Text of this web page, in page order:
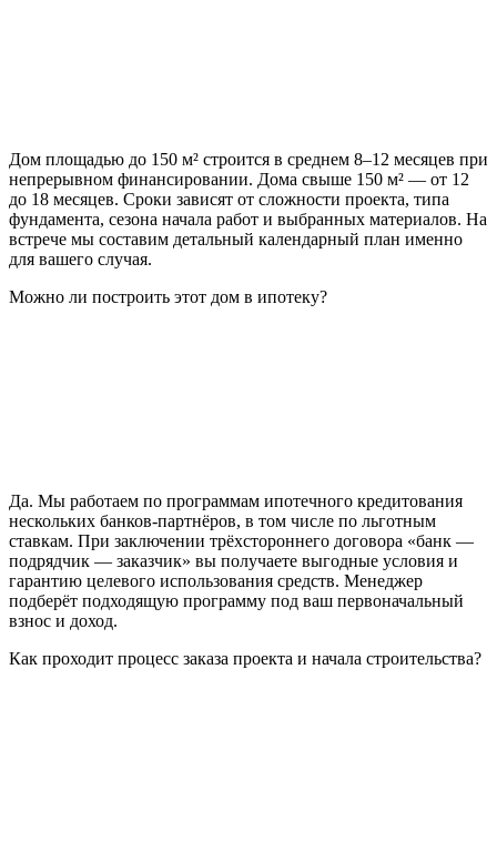
Дом площадью до 150 м² строится в среднем 8–12 месяцев при
непрерывном финансировании. Дома свыше 150 м² — от 12
до 18 месяцев. Сроки зависят от сложности проекта, типа
фундамента, сезона начала работ и выбранных материалов. На
встрече мы составим детальный календарный план именно
для вашего случая.
Можно ли построить этот дом в ипотеку?
Да. Мы работаем по программам ипотечного кредитования
нескольких банков-партнёров, в том числе по льготным
ставкам. При заключении трёхстороннего договора «банк —
подрядчик — заказчик» вы получаете выгодные условия и
гарантию целевого использования средств. Менеджер
подберёт подходящую программу под ваш первоначальный
взнос и доход.
Как проходит процесс заказа проекта и начала строительства?